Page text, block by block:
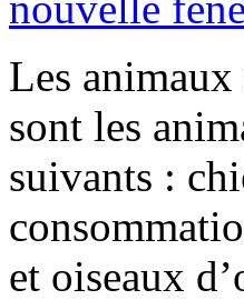
Les animaux
sont les
suivants :
et oiseaux